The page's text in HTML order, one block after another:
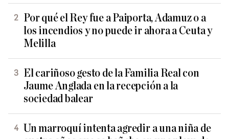
Por qué el Rey fue a Paiporta, Adamuz o a
los incendios y no puede ir ahora a Ceuta y
Melilla
El cariñoso gesto de la Familia Real con
Jaume Anglada en la recepción a la
sociedad balear
Un marroquí intenta agredir a una niña de